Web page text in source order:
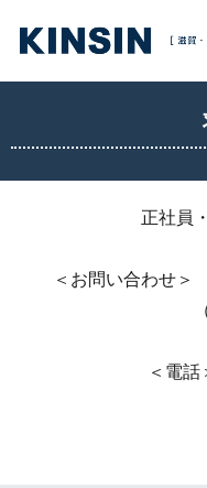
正社員
＜お問い合わせ
＜電